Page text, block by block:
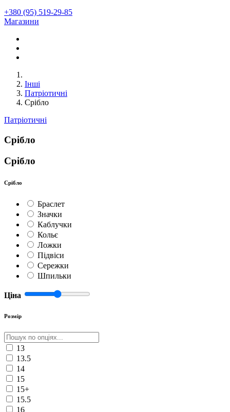
+380 (95) 519-29-85
Магазини
Інші
Патріотичні
Срібло
Патріотичні
Срібло
Срібло
Срібло
Браслет
Значки
Каблучки
Кольє
Ложки
Підвіси
Сережки
Шпильки
Ціна
Розмір
13
13.5
14
15
15+
15.5
16